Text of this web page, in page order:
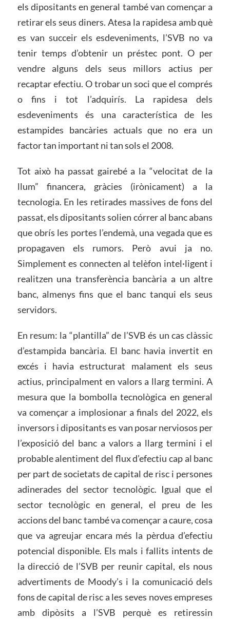
els dipositants en general també van començar a
retirar els seus diners. Atesa la rapidesa amb què
es van succeir els esdeveniments, l’SVB no va
tenir temps d’obtenir un préstec pont. O per
vendre alguns dels seus millors actius per
recaptar efectiu. O trobar un soci que el comprés
o fins i tot l’adquirís. La rapidesa dels
esdeveniments és una característica de les
estampides bancàries actuals que no era un
factor tan important ni tan sols el 2008.
Tot això ha passat gairebé a la “velocitat de la
llum” financera, gràcies (irònicament) a la
tecnologia. En les retirades massives de fons del
passat, els dipositants solien córrer al banc abans
que obrís les portes l’endemà, una vegada que es
propagaven els rumors. Però avui ja no.
Simplement es connecten al telèfon intel·ligent i
realitzen una transferència bancària a un altre
banc, almenys fins que el banc tanqui els seus
servidors.
En resum: la “plantilla” de l’SVB és un cas clàssic
d’estampida bancària. El banc havia invertit en
excés i havia estructurat malament els seus
actius, principalment en valors a llarg termini. A
mesura que la bombolla tecnològica en general
va començar a implosionar a finals del 2022, els
inversors i dipositants es van posar nerviosos per
l’exposició del banc a valors a llarg termini i el
probable alentiment del flux d’efectiu cap al banc
per part de societats de capital de risc i persones
adinerades del sector tecnològic. Igual que el
sector tecnològic en general, el preu de les
accions del banc també va començar a caure, cosa
que va agreujar encara més la pèrdua d’efectiu
potencial disponible. Els mals i fallits intents de
la direcció de l’SVB per reunir capital, els nous
advertiments de Moody’s i la comunicació dels
fons de capital de risc a les seves noves empreses
amb dipòsits a l’SVB perquè es retiressin